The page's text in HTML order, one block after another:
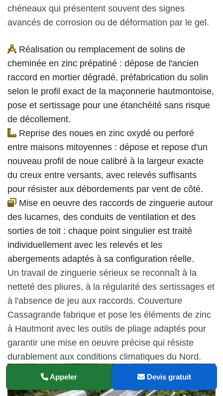
chéneaux qui présentent souvent des signes
avancés de corrosion ou de déformation par le gel.
Réalisation ou remplacement de solins de
cheminée en zinc prépatiné : dépose de l'ancien
raccord en mortier dégradé, préfabrication du solin
selon le profil exact de la maçonnerie hautmontoise,
pose et sertissage pour une étanchéité sans risque
de décollement.
Reprise des noues en zinc oxydé ou perforé
entre maisons mitoyennes : dépose et repose d'un
nouveau profil de noue calibré à la largeur exacte
du creux entre versants, avec relevés suffisants
pour résister aux débordements par vent de côté.
Mise en oeuvre des raccords de zinguerie autour
des lucarnes, des conduits de ventilation et des
sorties de toit : chaque point singulier est traité
individuellement avec les relevés et les
abergements adaptés à sa configuration réelle.
Un travail de zinguerie sérieux se reconnaît à la
netteté des pliures, à la régularité des sertissages et
à l'absence de jeu aux raccords. Couverture
Cassagrande fabrique et pose les éléments de zinc
à Hautmont avec les outils de pliage adaptés pour
garantir une mise en oeuvre précise qui résiste
durablement aux conditions climatiques du Nord.
Appeler Devis gratuit